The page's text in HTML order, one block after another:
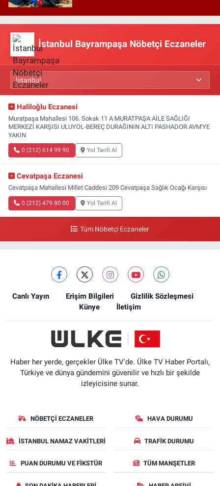
İstanbul Bayrampaşa Nöbetçi Eczaneler
Haliloğlu Eczanesi
Muratpaşa Mahallesi 106. Sokak 11 A MURATPAŞA AİLE SAĞLIĞI
MERKEZİ KARŞISI ULUYOL-BEREÇ DURAĞININ ALTI PASHADOR AVM'YE
YAKIN
0 (212) 614 99 90 Yol Tarifi Al
Cevatpaşa Eczanesi
Cevatpaşa Mahallesi Millet Caddesi 209 Cevatpaşa Sağlık Ocağı Karşısı
0 (212) 479 80 00 Yol Tarifi Al
Tüm Nöbetçi Eczaneler
Canlı Yayın Erişim Bilgileri
Gizlilik Sözleşmesi
Künye
İletişim
Haber her yerde, gerçekler Ülke TV'de. Ülke TV Haber Portalı,
Türkiye ve dünya gündemini güvenilir ve hızlı bir şekilde
izleyicisine sunar.
NÖBETÇI ECZANELER HAVA DURUMU
İSTANBUL NAMAZ VAKITLERI TRAFIK DURUMU
PUAN DURUMU VE FIKSTÜR TÜM MANŞETLER